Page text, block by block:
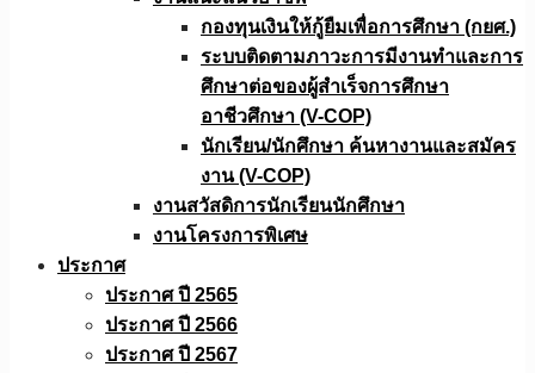
กองทุนเงินให้กู้ยืมเพื่อการศึกษา (กยศ.)
ระบบติดตามภาวะการมีงานทำและการ
ศึกษาต่อของผู้สำเร็จการศึกษา
อาชีวศึกษา (V-COP)
นักเรียน/นักศึกษา ค้นหางานและสมัคร
งาน (V-COP)
งานสวัสดิการนักเรียนนักศึกษา
งานโครงการพิเศษ
ประกาศ
ประกาศ ปี 2565
ประกาศ ปี 2566
ประกาศ ปี 2567